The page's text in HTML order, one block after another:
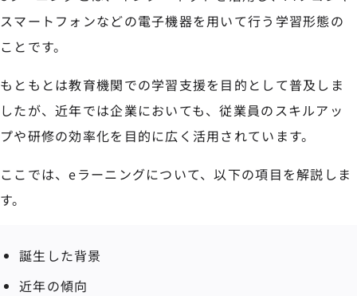
スマートフォンなどの電子機器を用いて行う学習形態の
ことです。
もともとは教育機関での学習支援を目的として普及しま
したが、近年では企業においても、従業員のスキルアッ
プや研修の効率化を目的に広く活用されています。
ここでは、eラーニングについて、以下の項目を解説しま
す。
誕生した背景
近年の傾向